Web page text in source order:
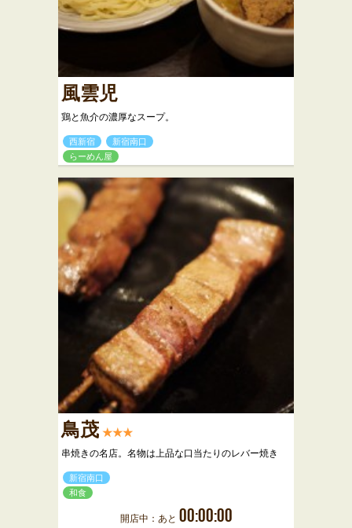
風雲児
鶏と魚介の濃厚なスープ。
西新宿
新宿南口
らーめん屋
鳥茂 ★★★
串焼きの名店。名物は上品な口当たりのレバー焼き
新宿南口
和食
開店中：あと 00:00:00